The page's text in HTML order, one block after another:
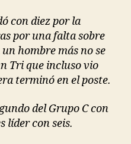
con diez por la
por una falta sobre
hombre más no se
Tri que incluso vio
terminó en el poste.
del Grupo C con
líder con seis.